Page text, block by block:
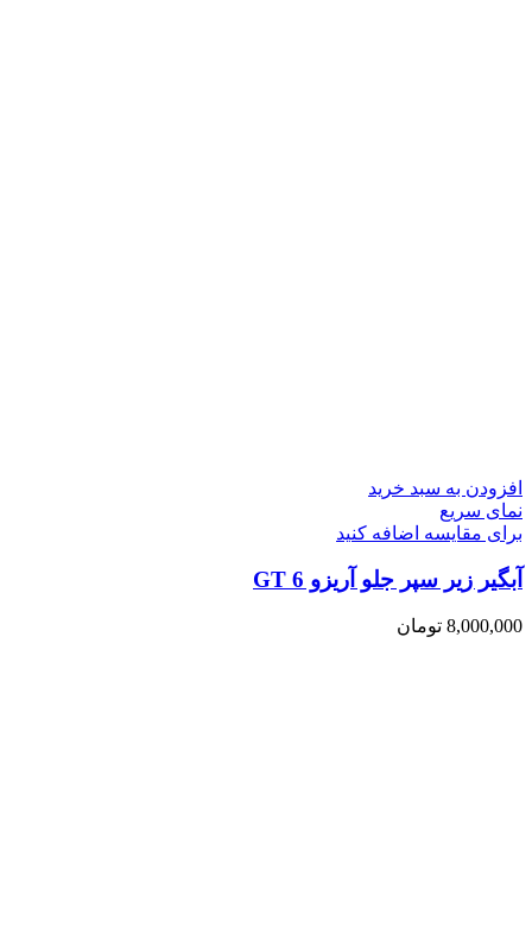
افزودن به سبد خرید
نمای سریع
برای مقایسه اضافه کنید
آبگیر زیر سپر جلو آریزو 6 GT
8,000,000 تومان